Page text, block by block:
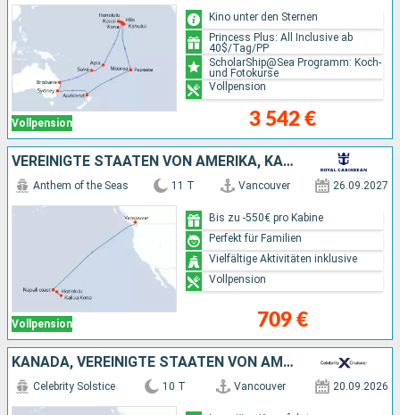
Vollpension 3 542 €
Kino unter den Sternen
Princess Plus: All Inclusive ab
40$/Tag/PP
ScholarShip@Sea Programm: Koch-
und Fotokurse
Vollpension
VEREINIGTE STAATEN VON AMERIKA, KANADA
Vollpension
Anthem of the Seas 11 T Vancouver 26.09.2027
709 €
Bis zu -550€ pro Kabine
Perfekt für Familien
Vielfältige Aktivitäten inklusive
Vollpension
KANADA, VEREINIGTE STAATEN VON AMERIKA
Celebrity Solstice 10 T Vancouver 20.09.2026